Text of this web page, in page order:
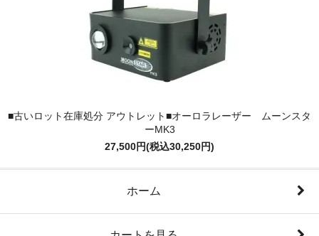
■古いロット在庫処分 アウトレット■オーロラレーザー ムーンスタ
ーMK3
27,500円(税込30,250円)
ホーム